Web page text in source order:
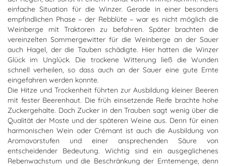
einfache Situation für die Winzer. Gerade in einer besonders
empfindlichen Phase – der Rebblüte – war es nicht möglich die
Weinberge mit Traktoren zu befahren. Später brachten die
vereinzelten Sommergewitter für die Weinberge an der Sauer
auch Hagel, der die Tauben schädigte. Hier hatten die Winzer
Glück im Unglück. Die trockene Witterung ließ die Wunden
schnell verheilen, so dass auch an der Sauer eine gute Ernte
eingefahren werden konnte.
Die Hitze und Trockenheit führten zur Ausbildung kleiner Beeren
mit fester Beerenhaut. Die früh einsetzende Reife brachte hohe
Zuckergehalte. Doch Zucker in den Trauben sagt wenig über die
Qualität der Moste und der späteren Weine aus. Denn für einen
harmonischen Wein oder Crémant ist auch die Ausbildung von
Aromavorstufen und einer ansprechenden Säure von
entscheidender Bedeutung. Wichtig sind ein ausgeglichenes
Rebenwachstum und die Beschränkung der Erntemenge, denn